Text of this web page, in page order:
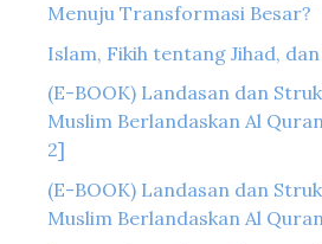
Menuju Transformasi Besar?
Islam, Fikih tentang Jihad,
(E-BOOK) Landasan dan
Muslim Berlandaskan Al
2]
(E-BOOK) Landasan dan
Muslim Berlandaskan Al